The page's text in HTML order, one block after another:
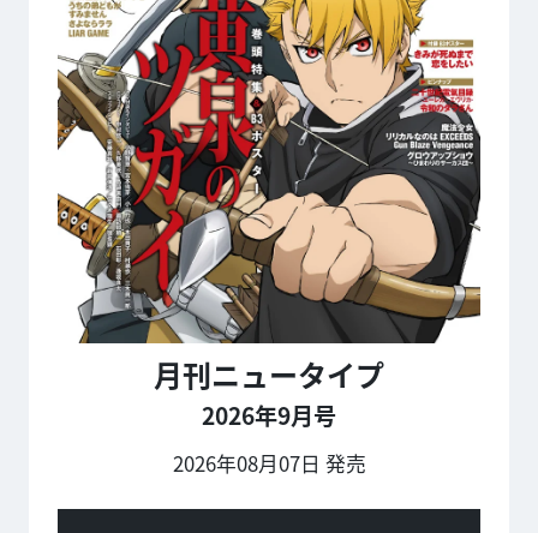
月刊ニュータイプ
2026年9月号
2026年08月07日 発売